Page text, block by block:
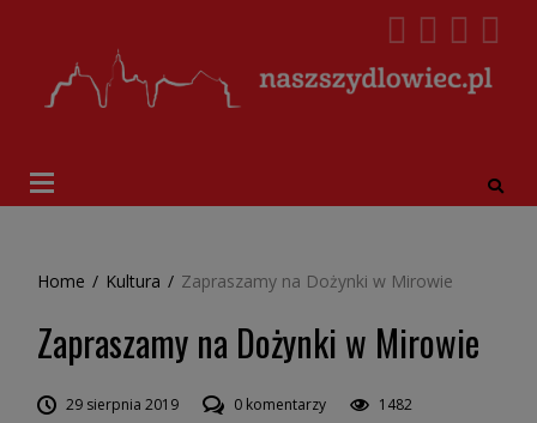
Home / Kultura / Zapraszamy na Dożynki w Mirowie
Zapraszamy na Dożynki w Mirowie
29 sierpnia 2019 0 komentarzy
1482